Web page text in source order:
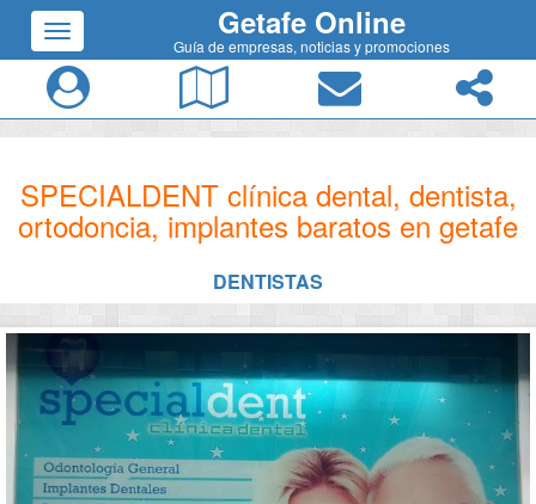
Getafe Online
Guía de empresas, noticias y promociones
SPECIALDENT clínica dental, dentista,
ortodoncia, implantes baratos en getafe
DENTISTAS